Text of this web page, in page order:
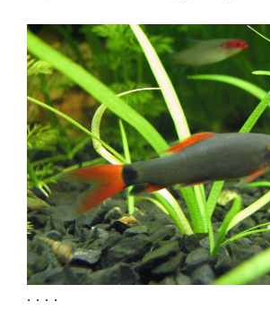
. . . .